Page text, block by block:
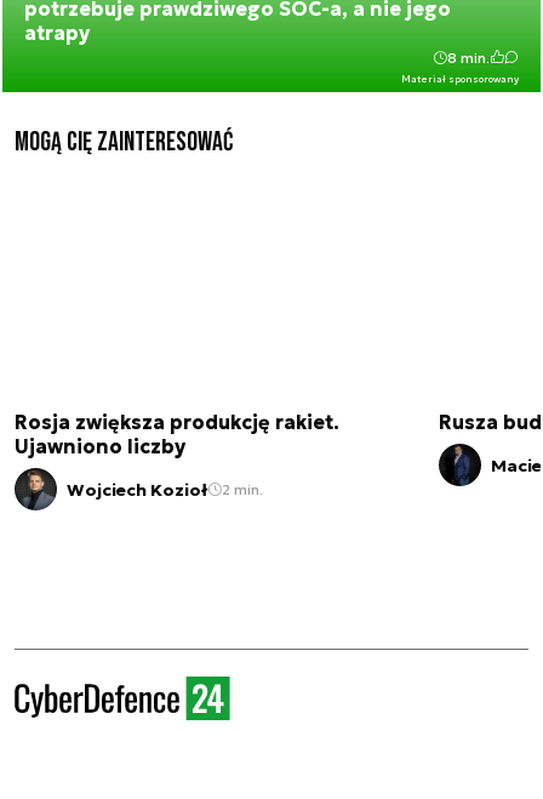
potrzebuje prawdziwego SOC-a, a nie jego
atrapy
Materiał sponsorowany
8 min.
Mogą Cię zainteresować
Rosja zwiększa produkcję rakiet.
Ujawniono liczby
Wojciech Kozioł 2 min.
Rusza